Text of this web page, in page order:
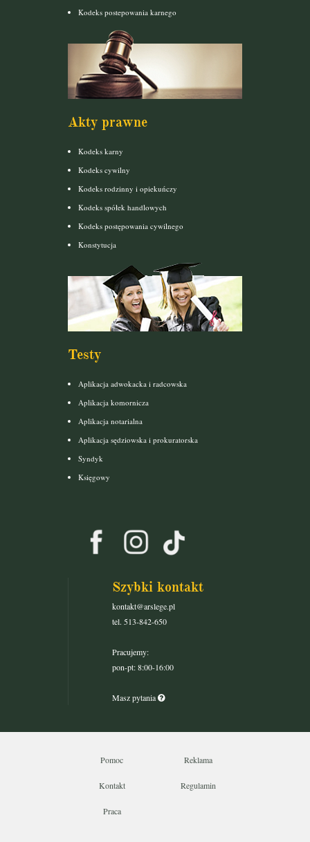
Kodeks postepowania karnego
Akty prawne
Kodeks karny
Kodeks cywilny
Kodeks rodzinny i opiekuńczy
Kodeks spółek handlowych
Kodeks postępowania cywilnego
Konstytucja
Testy
Aplikacja adwokacka i radcowska
Aplikacja komornicza
Aplikacja notarialna
Aplikacja sędziowska i prokuratorska
Syndyk
Księgowy
Szybki kontakt
kontakt@arslege.pl
tel. 513-842-650
Pracujemy:
pon-pt: 8:00-16:00
Masz pytania
Pomoc Reklama
Kontakt Regulamin
Praca